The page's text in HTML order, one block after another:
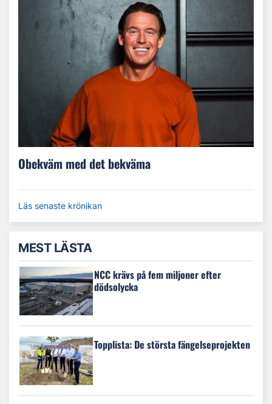
Obekväm med det bekväma
Läs senaste krönikan
MEST LÄSTA
NCC krävs på fem miljoner efter
dödsolycka
Topplista: De största fängelseprojekten